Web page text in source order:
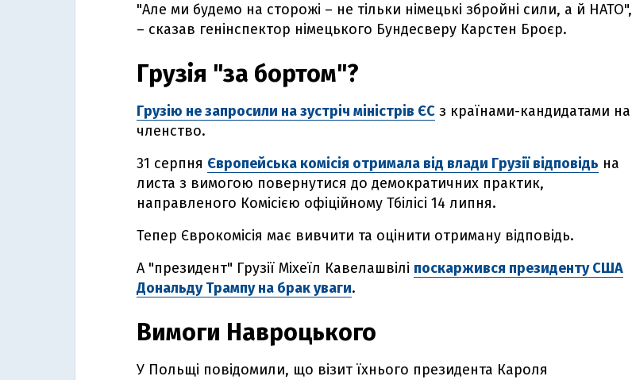
"Але ми будемо на сторожі – не тільки німецькі збройні сили, а й НАТО",
– сказав генінспектор німецького Бундесверу Карстен Броєр.
Грузія "за бортом"?
Грузію не запросили на зустріч міністрів ЄС з країнами-кандидатами на
членство.
31 серпня Європейська комісія отримала від влади Грузії відповідь на
листа з вимогою повернутися до демократичних практик,
направленого Комісією офіційному Тбілісі 14 липня.
Тепер Єврокомісія має вивчити та оцінити отриману відповідь.
А "президент" Грузії Міхеїл Кавелашвілі поскаржився президенту США
Дональду Трампу на брак уваги.
Вимоги Навроцького
У Польщі повідомили, що візит їхнього президента Кароля